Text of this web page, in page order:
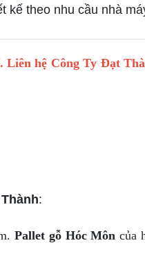
kế theo nhu cầu nhà
hệ Công Ty Đạt
:
Pallet gỗ Hóc Môn của